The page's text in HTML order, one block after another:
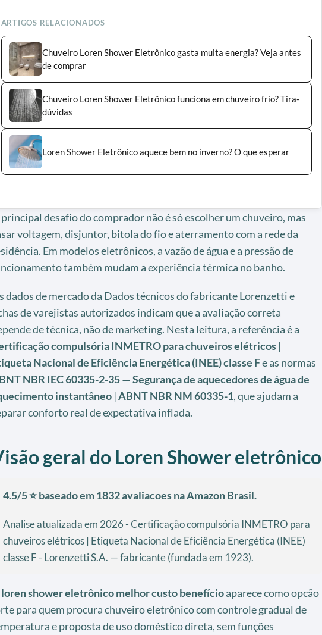
ARTIGOS RELACIONADOS
Chuveiro Loren Shower Eletrônico gasta muita energia? Veja antes
de comprar
Chuveiro Loren Shower Eletrônico funciona em chuveiro frio? Tira-
dúvidas
Loren Shower Eletrônico aquece bem no inverno? O que esperar
desafio do comprador não é só escolher um chuveiro, mas
voltagem, disjuntor, bitola do fio e aterramento com a rede da
Em modelos eletrônicos, a vazão de água e a pressão de
também mudam a experiência térmica no banho.
dados de mercado da Dados técnicos do fabricante Lorenzetti e
de varejistas autorizados indicam que a avaliação correta
de técnica, não de marketing. Nesta leitura, a referência é a
compulsória INMETRO para chuveiros elétricos|
Nacional de Eficiência Energética (INEE) classe Fe as normas
NBR IEC 60335-2-35 — Segurança de aquecedores de água de
instantâneo|ABNT NBR NM 60335-1, que ajudam a
conforto real de expectativa inflada.
geral do Loren Shower eletrônico
4.5/5 ⭐ baseado em 1832 avaliacoes na Amazon Brasil.
Analise atualizada em 2026 - Certificação compulsória INMETRO para
chuveiros elétricos | Etiqueta Nacional de Eficiência Energética (INEE)
classe F - Lorenzetti S.A. — fabricante (fundada em 1923).
loren shower eletrônico melhor custo benefícioaparece como opcão
para quem procura chuveiro eletrônico com controle gradual de
e proposta de uso doméstico direta, sem funções